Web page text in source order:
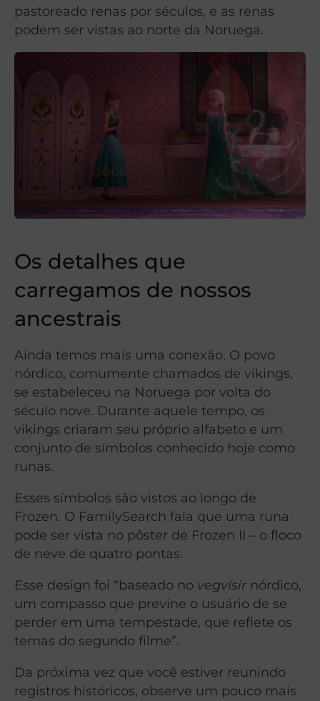
pastoreado renas por séculos, e as renas
podem ser vistas ao norte da Noruega.
Os detalhes que
carregamos de nossos
ancestrais
Ainda temos mais uma conexão. O povo
nórdico, comumente chamados de vikings,
se estabeleceu na Noruega por volta do
século nove. Durante aquele tempo, os
vikings criaram seu próprio alfabeto e um
conjunto de símbolos conhecido hoje como
runas.
Esses símbolos são vistos ao longo de
Frozen. O FamilySearch fala que uma runa
pode ser vista no pôster de Frozen II – o floco
de neve de quatro pontas.
Esse design foi “baseado no vegvísir nórdico,
um compasso que previne o usuário de se
perder em uma tempestade, que reflete os
temas do segundo filme”.
Da próxima vez que você estiver reunindo
registros históricos, observe um pouco mais